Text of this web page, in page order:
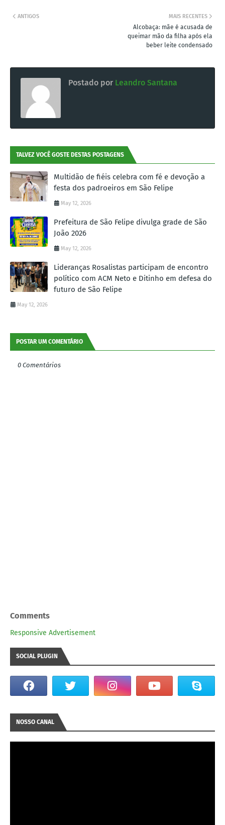
MAIS RECENTES
Alcobaça: mãe é acusada de
queimar mão da filha após ela
beber leite condensado
ANTIGOS
Postado por Leandro Santana
TALVEZ VOCÊ GOSTE DESTAS POSTAGENS
Multidão de fiéis celebra com fé e devoção a
festa dos padroeiros em São Felipe
May 12, 2026
Prefeitura de São Felipe divulga grade de São
João 2026
May 12, 2026
Lideranças Rosalistas participam de encontro
político com ACM Neto e Ditinho em defesa do
futuro de São Felipe
May 12, 2026
POSTAR UM COMENTÁRIO
0 Comentários
Comments
Responsive Advertisement
SOCIAL PLUGIN
NOSSO CANAL